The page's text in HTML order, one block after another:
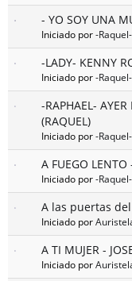
- YO SOY UNA
Iniciado por-Raquel-
-LADY- KENNY
Iniciado por-Raquel-
-RAPHAEL-
(RAQUEL)
Iniciado por-Raquel-
A FUEGO
Iniciado por-Raquel-
A las puertas
Iniciado por
A TI MUJER -
Iniciado por